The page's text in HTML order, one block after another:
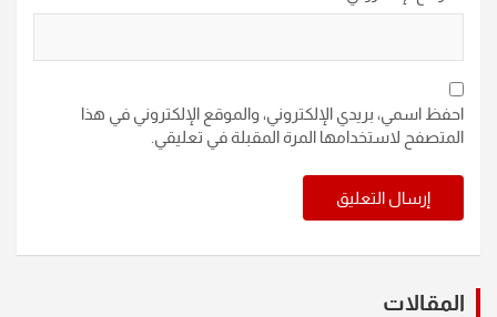
احفظ اسمي، بريدي الإلكتروني، والموقع الإلكتروني في هذا
المتصفح لاستخدامها المرة المقبلة في تعليقي.
المقالات